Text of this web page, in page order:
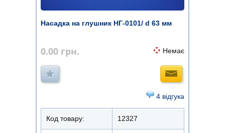
Насадка на глушник НГ-0101/ d 63 мм
0.00 грн. Немає
4 відгука
Код товару: 12327